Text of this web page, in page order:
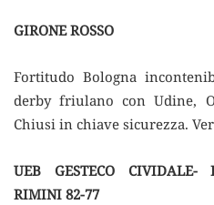
GIRONE ROSSO
Fortitudo Bologna
derby friulano con Udine,
Chiusi in chiave sicurezza.
UEB GESTECO CIVIDALE-
RIMINI 82-77